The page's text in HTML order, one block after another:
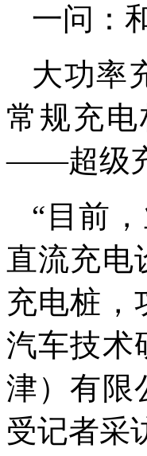
一问：
大功率
常规充
——超级
“目前
直流充电
充电桩，
汽车技术
津）有限
受记者采